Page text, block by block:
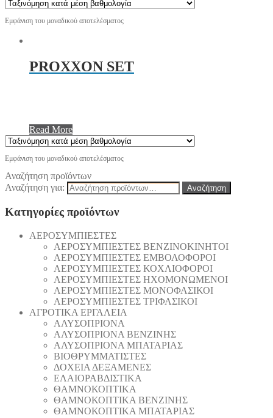
Εμφάνιση του μοναδικού αποτελέσματος
PROXXON SET
Read More
Εμφάνιση του μοναδικού αποτελέσματος
Αναζήτηση προϊόντων
Αναζήτηση για:
Αναζήτηση
Κατηγορίες προϊόντων
AEΡΟΣΥΜΠΙΕΣΤΕΣ
AEΡΟΣΥΜΠΙΕΣΤΕΣ ΒΕΝΖΙΝΟΚΙΝΗΤΟΙ
AEΡΟΣΥΜΠΙΕΣΤΕΣ ΕΜΒΟΛΟΦΟΡΟΙ
AEΡΟΣΥΜΠΙΕΣΤΕΣ ΚΟΧΛΙΟΦΟΡΟΙ
ΑΕΡΟΣΥΜΠΙΕΣΤΕΣ ΗΧΟΜΟΝΩΜΕΝΟΙ
ΑΕΡΟΣΥΜΠΙΕΣΤΕΣ ΜΟΝΟΦΑΣΙΚΟΙ
ΑΕΡΟΣΥΜΠΙΕΣΤΕΣ ΤΡΙΦΑΣΙΚΟΙ
ΑΓΡΟΤΙΚΑ ΕΡΓΑΛΕΙΑ
AΛΥΣΟΠΡΙΟΝΑ
AΛΥΣΟΠΡΙΟΝΑ ΒΕΝΖΙΝΗΣ
AΛΥΣΟΠΡΙΟΝΑ ΜΠΑΤΑΡΙΑΣ
ΒΙΟΘΡΥΜΜΑΤΙΣΤΕΣ
ΔΟΧΕΙΑ ΔΕΞΑΜΕΝΕΣ
ΕΛΑΙΟΡΑΒΔΙΣΤΙΚΑ
ΘAΜΝΟΚΟΠΤΙΚΑ
ΘAΜΝΟΚΟΠΤΙΚΑ ΒΕΝΖΙΝΗΣ
ΘAΜΝΟΚΟΠΤΙΚΑ ΜΠΑΤΑΡΙΑΣ